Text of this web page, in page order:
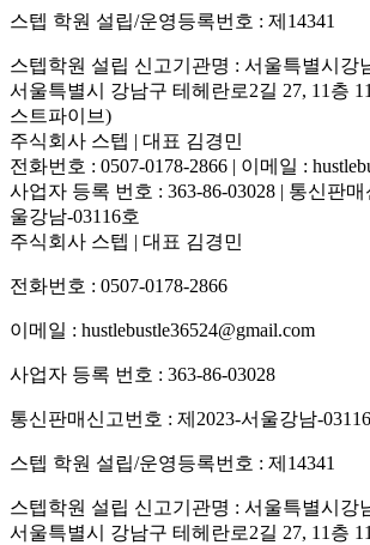
스텝 학원 설립/운영등록번호 : 제14341
스텝학원 설립 신고기관명 : 서울특별시강
서울특별시 강남구 테헤란로2길 27, 11층
스트파이브)
주식회사 스텝 | 대표 김경민
전화번호 : 0507-0178-2866 | 이메일 :
사업자 등록 번호 : 363-86-03028 | 통신판
울강남-03116호
주식회사 스텝 | 대표 김경민
전화번호 : 0507-0178-2866
이메일 : hustlebustle36524@gmail.com
사업자 등록 번호 : 363-86-03028
통신판매신고번호 : 제2023-서울강남-
스텝 학원 설립/운영등록번호 : 제14341
스텝학원 설립 신고기관명 : 서울특별시강
서울특별시 강남구 테헤란로2길 27, 11층